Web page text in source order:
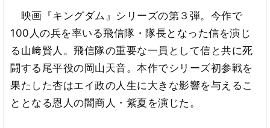
映画『キングダム』シリーズの第３弾。今作で
100人の兵を率いる飛信隊・隊長となった信を演じ
る山﨑賢人。飛信隊の重要な一員として信と共に死
闘する尾平役の岡山天音。本作でシリーズ初参戦を
果たした杏はエイ政の人生に大きな影響を与えるこ
ととなる恩人の闇商人・紫夏を演じた。